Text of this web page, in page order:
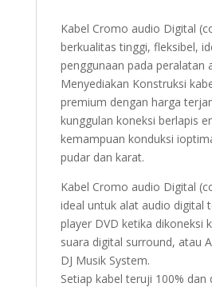
Kabel Cromo audio Digital
berkualitas tinggi, fleksibel,
penggunaan pada peralatan
Menyediakan Konstruksi
premium dengan harga
kunggulan koneksi berlapis
kemampuan konduksi
pudar dan karat.
Kabel Cromo audio Digital
ideal untuk alat audio digital
player DVD ketika dikoneksi
suara digital surround, atau
DJ Musik System.
Setiap kabel teruji 100% dan